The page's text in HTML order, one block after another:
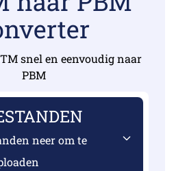
snel en eenvoudig naar
PBM
neer om te